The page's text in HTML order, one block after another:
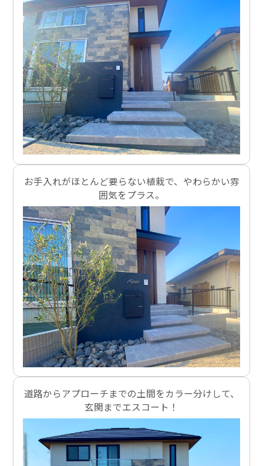
お手入れがほとんど要らない植栽で、やわらかい雰
囲気をプラス。
道路からアプローチまでの土間をカラー分けして、
玄関までエスコート！